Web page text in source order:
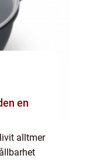
en
alltmer